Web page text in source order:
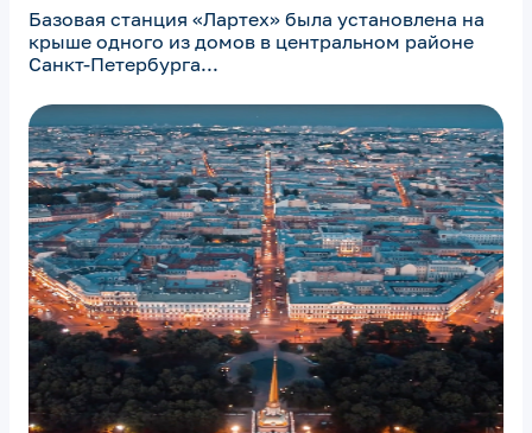
Базовая станция «Лартех» была установлена на
крыше одного из домов в центральном районе
Санкт-Петербурга...